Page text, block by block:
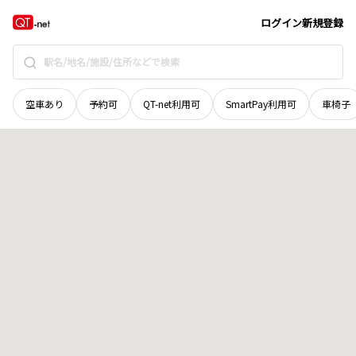
ログイン新規登録
空車あり 予約可 QT-net利用可 SmartPay利用可 車椅子
岩手県